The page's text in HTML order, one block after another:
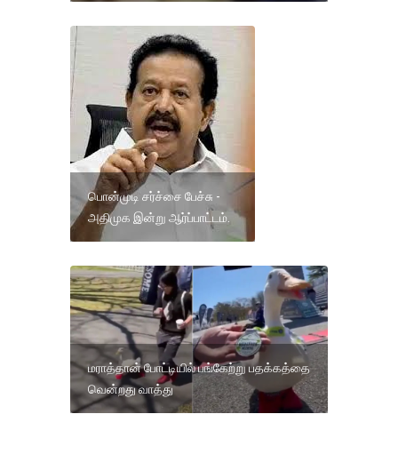
பொன்முடி சர்ச்சை பேச்சு -
அதிமுக இன்று ஆர்ப்பாட்டம்.
மராத்தான் போட்டியில் பங்கேற்று பதக்கத்தை
வென்றது வாத்து